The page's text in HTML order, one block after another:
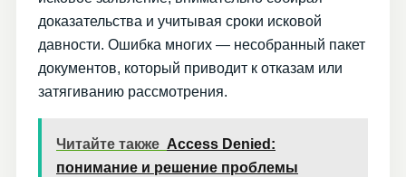
доказательства и учитывая сроки исковой
давности. Ошибка многих — несобранный пакет
документов, который приводит к отказам или
затягиванию рассмотрения.
Читайте также Access Denied:
понимание и решение проблемы